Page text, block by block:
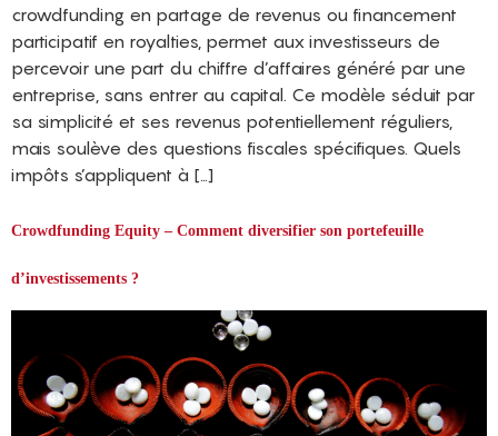
crowdfunding en partage de revenus ou financement
participatif en royalties, permet aux investisseurs de
percevoir une part du chiffre d’affaires généré par une
entreprise, sans entrer au capital. Ce modèle séduit par
sa simplicité et ses revenus potentiellement réguliers,
mais soulève des questions fiscales spécifiques. Quels
impôts s’appliquent à […]
Crowdfunding Equity – Comment diversifier son portefeuille
d’investissements ?